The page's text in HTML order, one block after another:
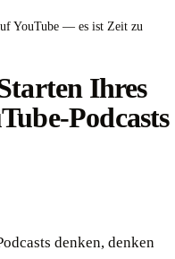
YouTube — es ist Zeit zu
Ihres
Podcasts
denken, denken